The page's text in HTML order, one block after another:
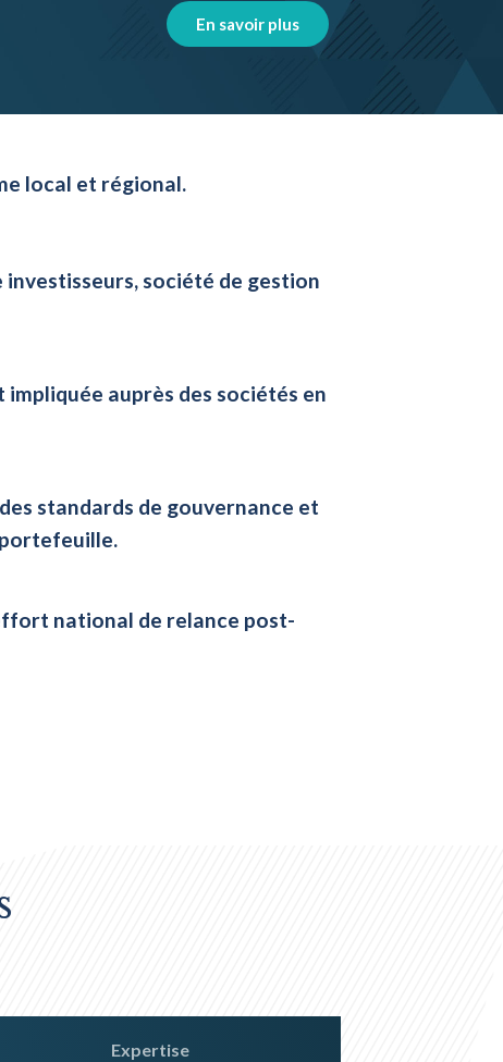
En savoir plus
local et régional.
société de gestion
auprès des sociétés en
standards de gouvernance et
national de relance post-
Expertise